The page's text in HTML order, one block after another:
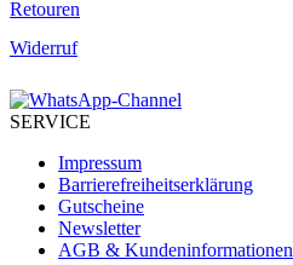
Retouren
Widerruf
SERVICE
Impressum
Barrierefreiheitserklärung
Gutscheine
Newsletter
AGB & Kundeninformationen